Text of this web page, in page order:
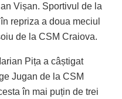
Vișan. Sportivul de la
repriza a doua meciul
de la CSM Craiova.
Pița a câștigat
Jugan de la CSM
în mai puțin de trei